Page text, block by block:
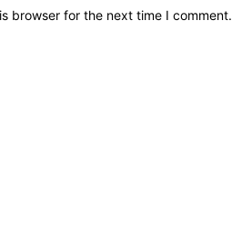
browser for the next time I comment.